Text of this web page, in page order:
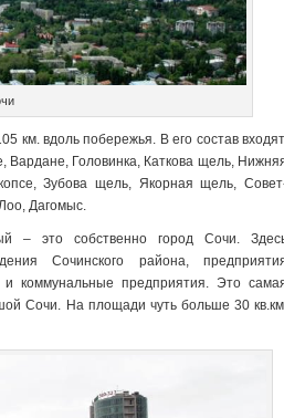
км. вдоль побережья. В его состав
Вардане, Головинка, Каткова щель,
Зубова щель, Якорная щель,
Дагомыс.
– это собственно город Сочи.
Сочинского района,
коммунальные предприятия. Это
Сочи. На площади чуть больше 30